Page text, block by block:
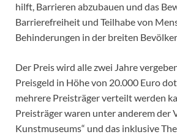
hilft, Barrieren abzubauen und das
Barrierefreiheit und Teilhabe von
Behinderungen in der breiten
Der Preis wird alle zwei Jahre
Preisgeld in Höhe von 20.000 Euro
mehrere Preisträger verteilt werden
Preisträger waren unter anderem der
Kunstmuseums“ und das inklusive